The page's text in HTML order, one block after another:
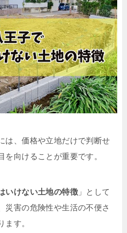
は、価格や立地だけで判断せ
を向けることが重要です。
いけない土地の特徴 」として
災害の危険性や生活の不便さ
ます。